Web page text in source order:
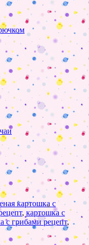
картошка с
, картошка с
с грибами рецепт,